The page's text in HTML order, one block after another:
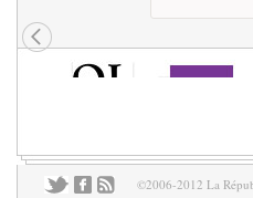
©2006-2012 La